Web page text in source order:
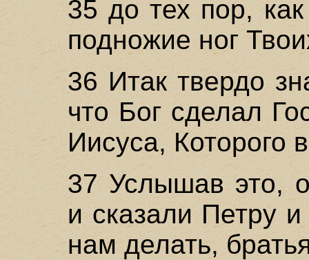
35 до тех пор,
подножие ног
36 Итак твердо
что Бог сделал
Иисуса, Которого
37 Услышав это,
и сказали Петру
нам делать,